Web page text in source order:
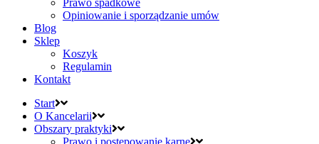
Prawo spadkowe
Opiniowanie i sporządzanie umów
Blog
Sklep
Koszyk
Regulamin
Kontakt
Start
O Kancelarii
Obszary praktyki
Prawo i postępowanie karne